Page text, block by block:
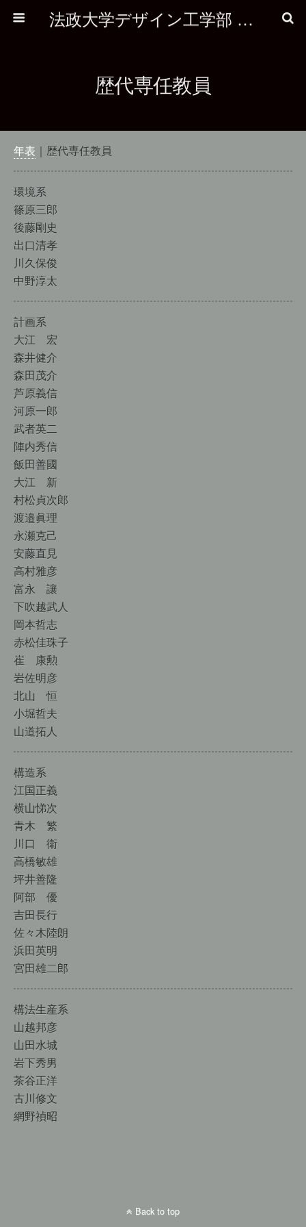
法政大学デザイン工学部 建築学科
歴代専任教員
年表 ｜歴代専任教員
環境系
篠原三郎
後藤剛史
出口清孝
川久保俊
中野淳太
計画系
大江 宏
森井健介
森田茂介
芦原義信
河原一郎
武者英二
陣内秀信
飯田善國
大江 新
村松貞次郎
渡邉眞理
永瀬克己
安藤直見
高村雅彦
富永 讓
下吹越武人
岡本哲志
赤松佳珠子
崔 康勲
岩佐明彦
北山 恒
小堀哲夫
山道拓人
構造系
江国正義
横山悌次
青木 繁
川口 衛
高橋敏雄
坪井善隆
阿部 優
吉田長行
佐々木陸朗
浜田英明
宮田雄二郎
構法生産系
山越邦彦
山田水城
岩下秀男
茶谷正洋
古川修文
網野禎昭
Back to top